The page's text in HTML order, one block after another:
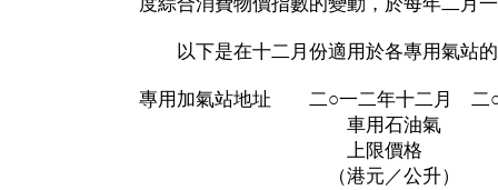
以下是在十二月份適用於各專用氣站的
專用加氣站地址 二○一二年十二月 二○
車用石油氣 車用
上限價格 上限
（港元／公升） （港